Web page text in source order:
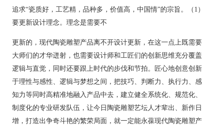
追求“瓷质好，工艺精，品种多，价值高，中国情”的宗旨。（1）
要更新设计理念。理念是需要不
更新的，现代陶瓷雕塑产品离不开设计更新，在这一点上既需要
大师们的才华迸射，也需要设计师和工匠们的创新思维充分覆盖
逻辑与直觉，同时还要跟上时代的步伐和节拍。匠心地创意创新
于理性与感性、逻辑与梦想之间，把技巧、判断力、执行力、感
知力等同时高精准地融入产品中去，建立健全系统化、规范化、
制度化的专业研发队伍，让今日陶瓷雕塑艺坛人才辈出、新作日
增，打造出争奇斗艳的繁荣局面，就一定能永葆现代陶瓷雕塑产